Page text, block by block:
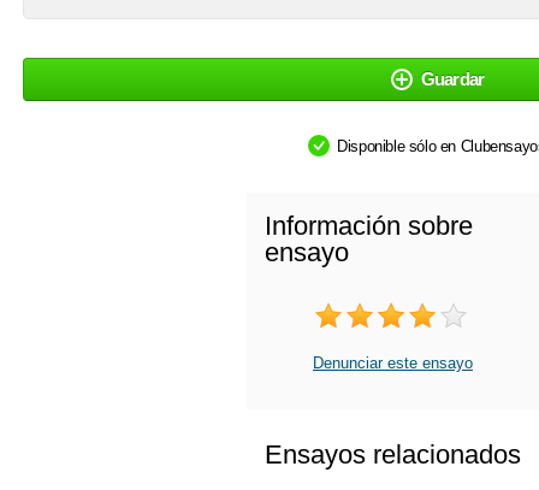
Guardar
Disponible sólo en
Información sobre
ensayo
Denunciar este ensayo
Ensayos relacionados